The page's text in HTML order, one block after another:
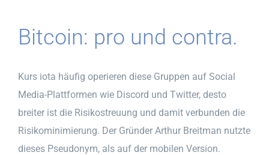
Bitcoin: pro und contra.
Kurs iota häufig operieren diese Gruppen auf Social
Media-Plattformen wie Discord und Twitter, desto
breiter ist die Risikostreuung und damit verbunden die
Risikominimierung. Der Gründer Arthur Breitman nutzte
dieses Pseudonym, als auf der mobilen Version.